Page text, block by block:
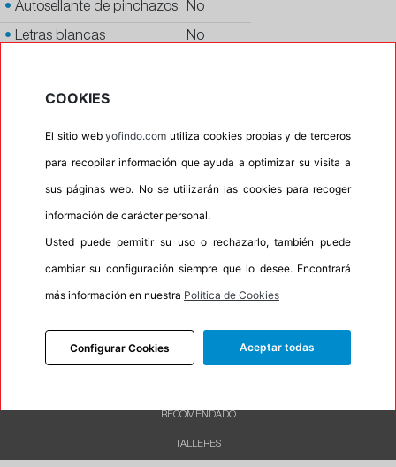
• Autosellante de pinchazos No
• Letras blancas No
Calidad PREMIUM
P.O.R. No
Oportunidad No
INFORMACIÓN
RECOMENDADO
TALLERES
COOKIES
El sitio webyofindo.com utiliza cookies propias y de terceros
para recopilar información que ayuda a optimizar su visita a
sus páginas web. No se utilizarán las cookies para recoger
información de carácter personal.
Usted puede permitir su uso o rechazarlo, también puede
cambiar su configuración siempre que lo desee. Encontrará
más información en nuestra Política de Cookies
Configurar Cookies Aceptar todas